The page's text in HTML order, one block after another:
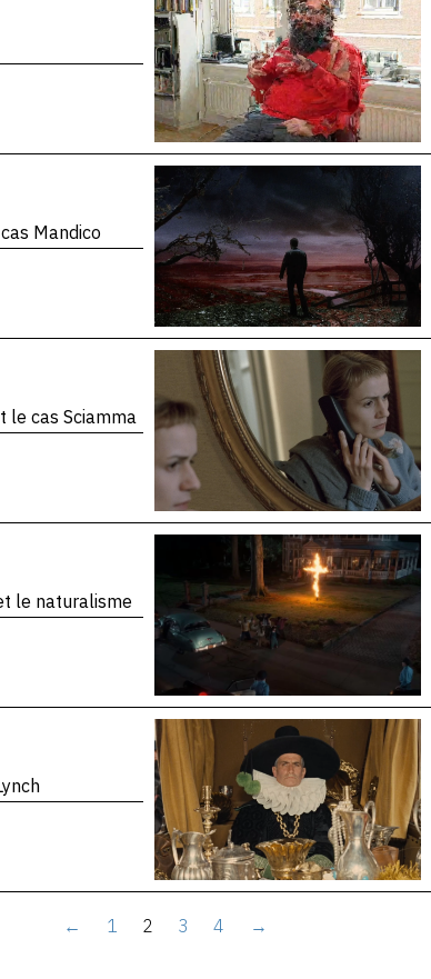
Mandico
le cas Sciamma
le naturalisme
← 1 2 3 4 →